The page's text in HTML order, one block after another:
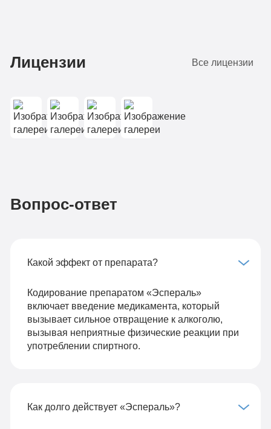
Лицензии Все лицензии
Вопрос-ответ
Какой эффект от препарата?
Кодирование препаратом «Эспераль»
включает введение медикамента, который
вызывает сильное отвращение к алкоголю,
вызывая неприятные физические реакции при
употреблении спиртного.
Как долго действует «Эспераль»?